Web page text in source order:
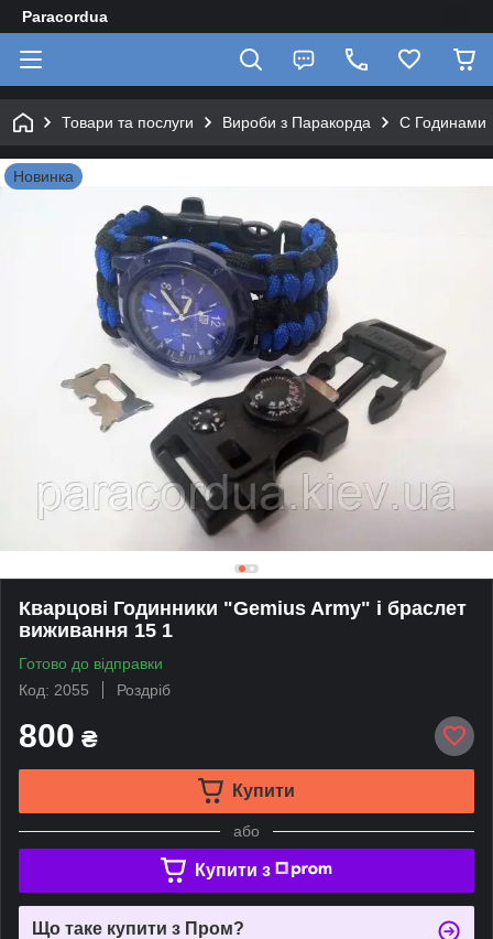
Paracordua
Товари та послуги Вироби з Паракорда C Годинами
Новинка
Кварцові Годинники "Gemius Army" і браслет
виживання 15 1
Готово до відправки
Код: 2055
Роздріб
800 ₴
Купити
або
Купити з
Що таке купити з Пром?